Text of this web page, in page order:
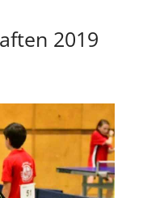
2019